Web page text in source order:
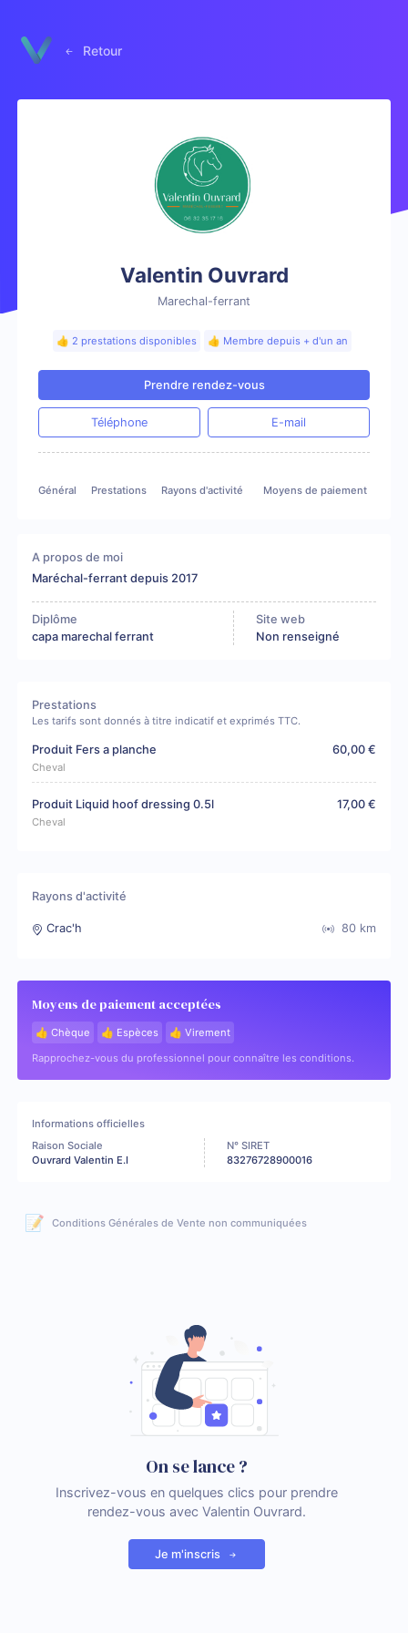
Retour
Valentin Ouvrard
Marechal-ferrant
👍 2 prestations disponibles 👍 Membre depuis + d'un an
Prendre rendez-vous
Téléphone E-mail
Général Prestations Rayons d'activité Moyens de paiement
A propos de moi
Maréchal-ferrant depuis 2017
Diplôme
capa marechal ferrant
Site web
Non renseigné
Prestations
Les tarifs sont donnés à titre indicatif et exprimés TTC.
Produit Fers a planche
Cheval
60,00 €
Produit Liquid hoof dressing 0.5l
Cheval
17,00 €
Rayons d'activité
Crac'h 80 km
Moyens de paiement acceptées
👍 Chèque 👍 Espèces
👍 Virement
Rapprochez-vous du professionnel pour connaître les conditions.
Informations officielles
Raison Sociale
Ouvrard Valentin E.I
N° SIRET
83276728900016
📝 Conditions Générales de Vente non communiquées
On se lance ?
Inscrivez-vous en quelques clics pour prendre
rendez-vous avec Valentin Ouvrard.
Je m'inscris